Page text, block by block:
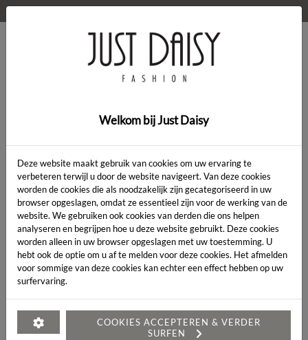
GILET
gilet
PRODUCT FILTERS
Gevonden producten: 13
Welkom bij Just Daisy
Deze website maakt gebruik van cookies om uw ervaring te
verbeteren terwijl u door de website navigeert. Van deze cookies
worden de cookies die als noodzakelijk zijn gecategoriseerd in uw
browser opgeslagen, omdat ze essentieel zijn voor de werking van de
website. We gebruiken ook cookies van derden die ons helpen
analyseren en begrijpen hoe u deze website gebruikt. Deze cookies
worden alleen in uw browser opgeslagen met uw toestemming. U
hebt ook de optie om u af te melden voor deze cookies. Het afmelden
voor sommige van deze cookies kan echter een effect hebben op uw
surfervaring.
COOKIES ACCEPTEREN & VERDER
SURFEN